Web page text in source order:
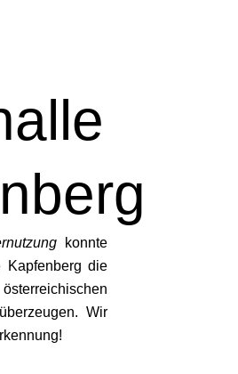
konnte
Kapfenberg die
Wir